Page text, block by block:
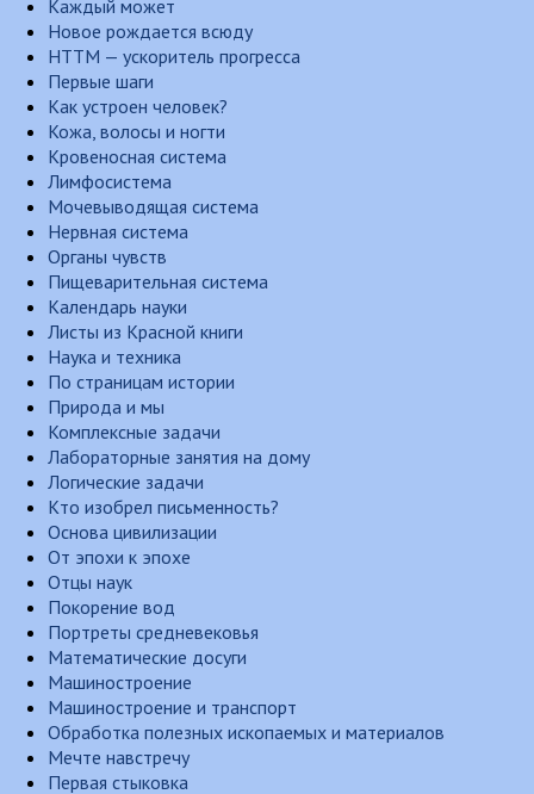
Каждый может
Новое рождается всюду
НТТМ — ускоритель прогресса
Первые шаги
Как устроен человек?
Кожа, волосы и ногти
Кровеносная система
Лимфосистема
Мочевыводящая система
Нервная система
Органы чувств
Пищеварительная система
Календарь науки
Листы из Красной книги
Наука и техника
По страницам истории
Природа и мы
Комплексные задачи
Лабораторные занятия на дому
Логические задачи
Кто изобрел письменность?
Основа цивилизации
От эпохи к эпохе
Отцы наук
Покорение вод
Портреты средневековья
Математические досуги
Машиностроение
Машиностроение и транспорт
Обработка полезных ископаемых и материалов
Мечте навстречу
Первая стыковка